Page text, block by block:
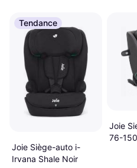
Tendance
Joie Siège-auto i-
Irvana Shale Noir
Joie
76-